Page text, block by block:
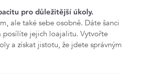
pro důležitější úkoly.
ale také sebe osobně. Dáte šanci
posílíte jejich loajalitu. Vytvořte
a získat jistotu, že jdete správným